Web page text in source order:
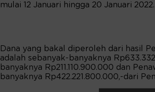
mulai 12 Januari hingga 20 Januari 2022.
Dana yang bakal diperoleh dari hasil
adalah sebanyak-banyaknya
banyaknya Rp211.110.900.000 dan
banyaknya Rp422.221.800.000,-dari